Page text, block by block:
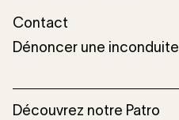
Contact
Dénoncer une inconduite
Découvrez notre Patro